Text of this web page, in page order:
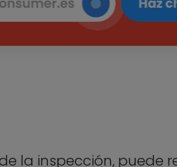
la inspección, puede